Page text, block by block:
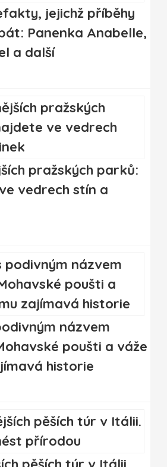
jejichž příběhy
Panenka Anabelle,
a další
pražských parků:
vedrech stín a
názvem
poušti a váže
historie